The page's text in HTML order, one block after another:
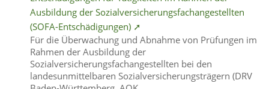
Ausbildung der Sozialversicherungsfachangestellten
(SOFA-Entschädigungen) ➚
Für die Überwachung und Abnahme von Prüfungen im
Rahmen der Ausbildung der
Sozialversicherungsfachangestellten bei den
landesunmittelbaren Sozialversicherungsträgern (DRV